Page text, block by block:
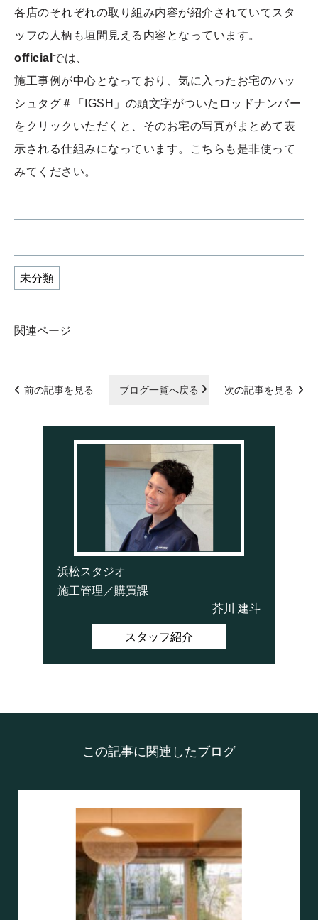
各店のそれぞれの取り組み内容が紹介されていてスタ
ッフの人柄も垣間見える内容となっています。
official では、
施工事例が中心となっており、気に入ったお宅のハッ
シュタグ＃「IGSH」の頭文字がついたロッドナンバー
をクリックいただくと、そのお宅の写真がまとめて表
示される仕組みになっています。こちらも是非使って
みてください。
未分類
関連ページ
前の記事を見る ブログ一覧へ戻る 次の記事を見る
浜松スタジオ
施工管理／購買課
芥川 建斗
スタッフ紹介
この記事に関連したブログ